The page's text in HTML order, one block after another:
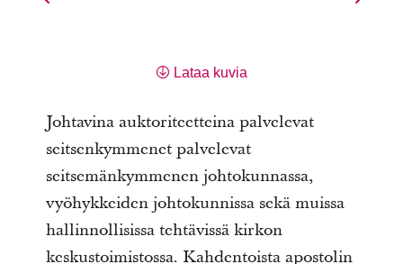
Lataa kuvia
Johtavina auktoriteetteina palvelevat
seitsenkymmenet palvelevat
seitsemänkymmenen johtokunnassa,
vyöhykkeiden johtokunnissa sekä muissa
hallinnollisissa tehtävissä kirkon
keskustoimistossa. Kahdentoista apostolin